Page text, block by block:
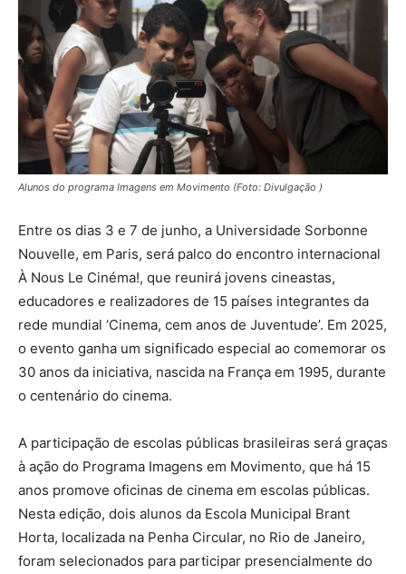
Alunos do programa Imagens em Movimento (Foto: Divulgação )
Entre os dias 3 e 7 de junho, a Universidade Sorbonne
Nouvelle, em Paris, será palco do encontro internacional
À Nous Le Cinéma!, que reunirá jovens cineastas,
educadores e realizadores de 15 países integrantes da
rede mundial ‘Cinema, cem anos de Juventude’. Em 2025,
o evento ganha um significado especial ao comemorar os
30 anos da iniciativa, nascida na França em 1995, durante
o centenário do cinema.
A participação de escolas públicas brasileiras será graças
à ação do Programa Imagens em Movimento, que há 15
anos promove oficinas de cinema em escolas públicas.
Nesta edição, dois alunos da Escola Municipal Brant
Horta, localizada na Penha Circular, no Rio de Janeiro,
foram selecionados para participar presencialmente do